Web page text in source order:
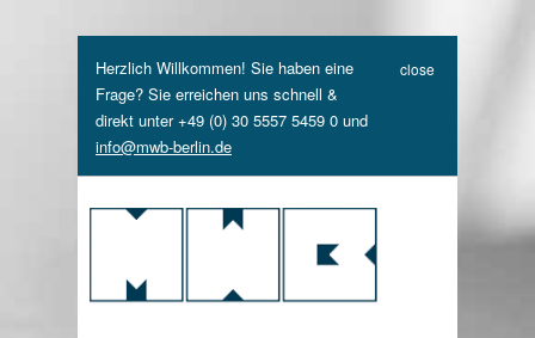
Herzlich Willkommen! Sie haben eine
Frage? Sie erreichen uns schnell &
direkt unter +49 (0) 30 5557 5459 0 und
info@mwb-berlin.de
close